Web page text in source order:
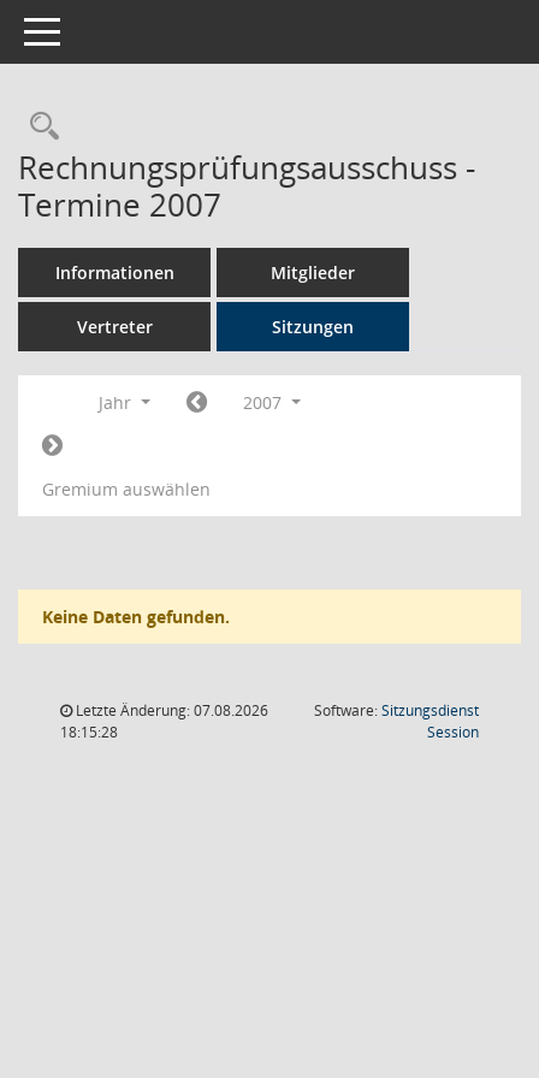
Toggle navigation
Rechercheauswahl
Rechnungsprüfungsausschuss -
Termine 2007
Informationen Mitglieder
Vertreter Sitzungen
Jahr 2007
Gremium auswählen
Keine Daten gefunden.
Letzte Änderung: 07.08.2026
18:15:28
Software:Sitzungsdienst
Session(Wird in